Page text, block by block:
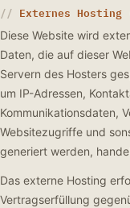
Externes Hosting
Diese Website wird
Daten, die auf dieser
Servern des Hosters
um IP-Adressen,
Kommunikationsdaten,
Websitezugriffe und
generiert werden,
Das externe Hosting
Vertragserfüllung